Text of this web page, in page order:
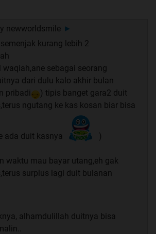
pesen dari jakarta (kantor ane di
ane seneng banget gan bacanya,
al waqi'ah ini gan
kekayaan ke gunung ato ke goa,
Maha Kaya dan Maha Pengatur
minta aja ke Allah
untuk ga putus ngamalin surat al
jg bakal berusaha istiqomah terus,
urusan di dunia ini udah ada yang
ada yang salah gan
mengirimkan Al-Fatihah 1x setiap
kepada : Nabi Muhammad SAW, dan
newworldsmile ►
kurang lebih 2
sebagai seorang
dari dulu kalo akhir bulan
pribadi
) tipis banget gara2 duit
ngutang ke kas kosan biar bisa
ada duit kasnya )
waktu mau bayar utang,eh gak
surplus lagi duit bulanan
alhamdulillah duitnya bisa